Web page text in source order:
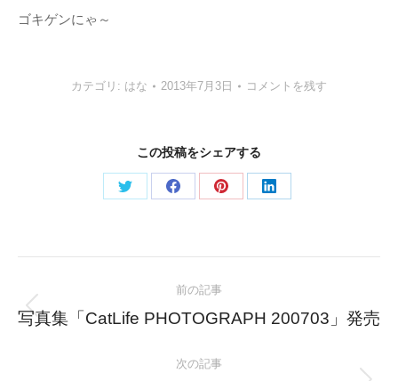
ゴキゲンにゃ～
カテゴリ: はな 2013年7月3日 コメントを残す
この投稿をシェアする
Share
Share
Share
Share
navigation
前の記事
Previous
写真集「CatLife PHOTOGRAPH 200703」発売
次の記事